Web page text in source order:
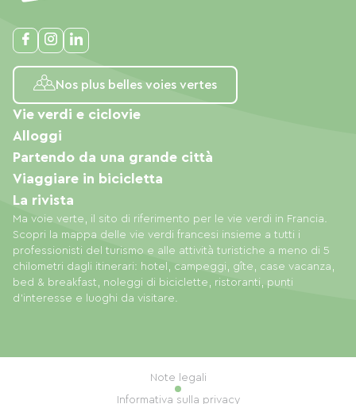
Nos plus belles voies vertes
Ma voie verte, il sito di riferimento per le vie verdi in Francia.
Scopri la mappa delle vie verdi francesi insieme a tutti i
professionisti del turismo e alle attività turistiche a meno di 5
chilometri dagli itinerari: hotel, campeggi, gîte, case vacanza,
bed & breakfast, noleggi di biciclette, ristoranti, punti
d'interesse e luoghi da visitare.
Vie verdi e ciclovie
Alloggi
Partendo da una grande città
Viaggiare in bicicletta
La rivista
Note legali
Informativa sulla privacy